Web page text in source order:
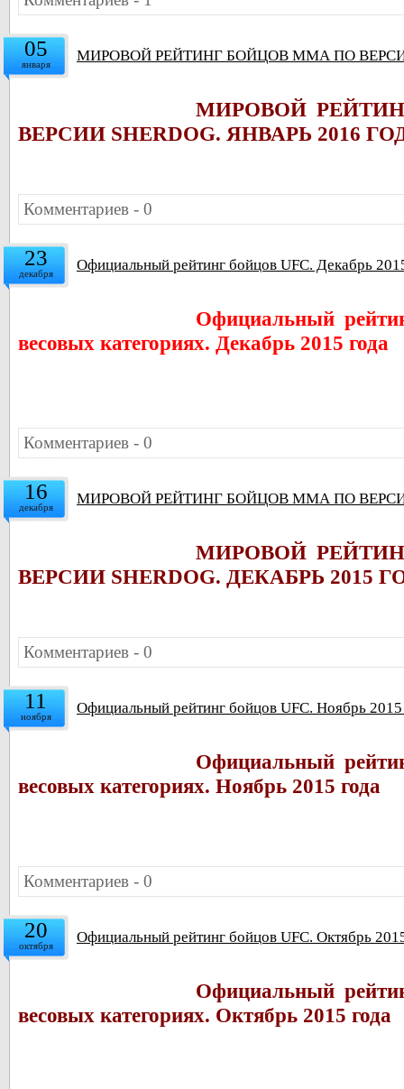
05
января МИРОВОЙ РЕЙТИНГ БОЙЦОВ ММА ПО ВЕРСИИ
МИРОВОЙ
ВЕРСИИ SHERDOG. ЯНВАРЬ 2016
Комментариев - 0
23
декабря Официальный рейтинг бойцов UFC. Декабрь
Официальный
весовых категориях. Декабрь 2015 года
Комментариев - 0
16
декабря МИРОВОЙ РЕЙТИНГ БОЙЦОВ ММА ПО ВЕРСИИ
МИРОВОЙ
ВЕРСИИ SHERDOG. ДЕКАБРЬ 2015
Комментариев - 0
11
ноября Официальный рейтинг бойцов UFC. Ноябрь 2015
Официальный
весовых категориях. Ноябрь 2015 года
Комментариев - 0
20
октября Официальный рейтинг бойцов UFC. Октябрь
Официальный
весовых категориях. Октябрь 2015 года